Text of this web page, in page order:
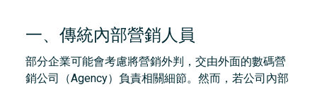
一、傳統內部營銷人員
部分企業可能會考慮將營銷外判，交由外面的數碼營
銷公司（Agency）負責相關細節。然而，若公司內部